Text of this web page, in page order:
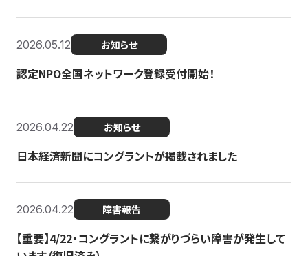
2026.05.12 お知らせ
認定NPO全国ネットワーク登録受付開始！
2026.04.22 お知らせ
日本経済新聞にコングラントが掲載されました
2026.04.22 障害報告
【重要】4/22・コングラントに繋がりづらい障害が発生して